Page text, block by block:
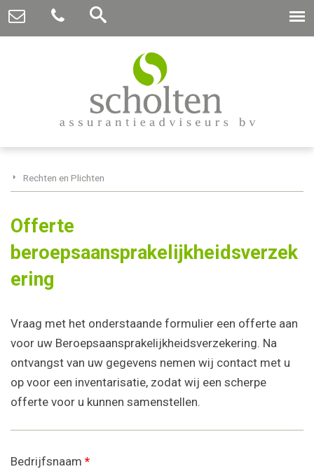
Rechten en Plichten
Offerte
beroepsaansprakelijkheidsverzek
ering
Vraag met het onderstaande formulier een offerte aan
voor uw Beroepsaansprakelijkheidsverzekering. Na
ontvangst van uw gegevens nemen wij contact met u
op voor een inventarisatie, zodat wij een scherpe
offerte voor u kunnen samenstellen.
Bedrijfsnaam *